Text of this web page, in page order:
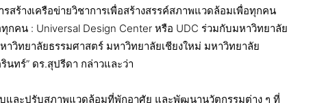
รสร้างเครือข่ายวิชาการเพื่อสร้างสรรค์สภาพแวดล้อมเพื่อทุกคน
คน : Universal Design Center หรือ UDC ร่วมกับมหาวิทยาลัย
วิทยาลัยธรรมศาสตร์ มหาวิทยาลัยเชียงใหม่ มหาวิทยาลัย
ทร์” ดร.สุปรีดา กล่าวและว่า
และปรับสภาพแวดล้อมที่พักอาศัย และพัฒนานวัตกรรมต่าง ๆ ที่